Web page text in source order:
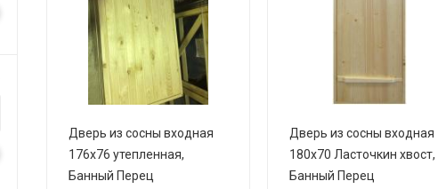
Дверь из сосны входная
176х76 утепленная,
Банный Перец
Дверь из сосны входная
180х70 Ласточкин хвост,
Банный Перец